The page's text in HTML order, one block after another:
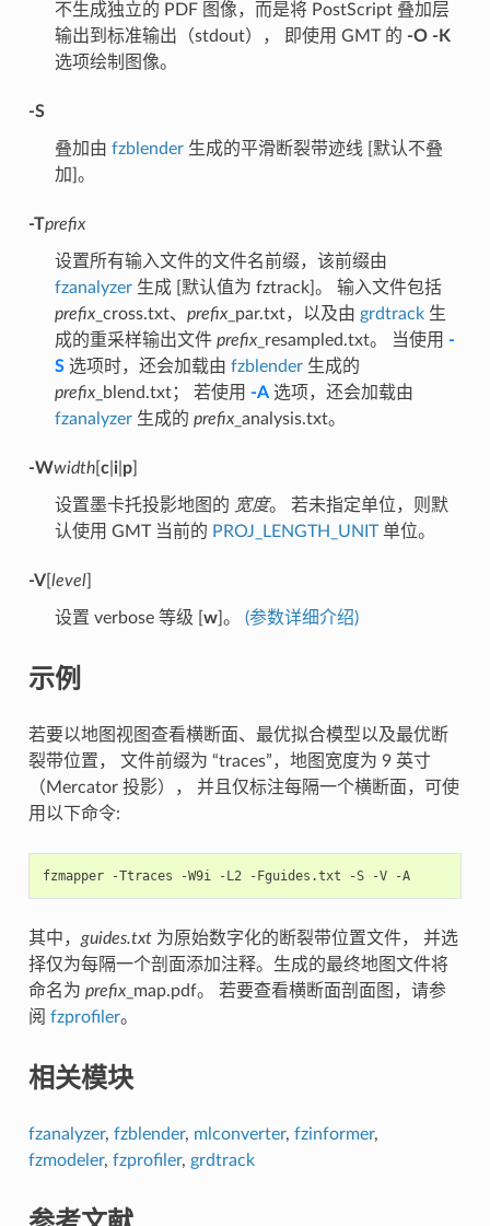
不生成独立的 PDF 图像，而是将 PostScript 叠加层
输出到标准输出（stdout）， 即使用 GMT 的 -O -K
选项绘制图像。
-S
叠加由 fzblender生成的平滑断裂带迹线 [默认不叠
加]。
-Tprefix
设置所有输入文件的文件名前缀，该前缀由
fzanalyzer生成 [默认值为 fztrack]。 输入文件包括
prefix_cross.txt、 prefix_par.txt，以及由 grdtrack生
成的重采样输出文件 prefix_resampled.txt。 当使用 -
S选项时，还会加载由 fzblender生成的
prefix_blend.txt； 若使用 -A选项，还会加载由
fzanalyzer生成的 prefix_analysis.txt。
-Wwidth[ c| i| p]
设置墨卡托投影地图的 宽度。 若未指定单位，则默
认使用 GMT 当前的 PROJ_LENGTH_UNIT单位。
-V[ level]
设置 verbose 等级 [ w]。 (参数详细介绍)
示例
若要以地图视图查看横断面、最优拟合模型以及最优断
裂带位置， 文件前缀为 “traces”，地图宽度为 9 英寸
（Mercator 投影）， 并且仅标注每隔一个横断面，可使
用以下命令:
fzmapper -Ttraces -W9i -L2 -Fguides.txt -S -V -A
其中， guides.txt为原始数字化的断裂带位置文件， 并选
择仅为每隔一个剖面添加注释。生成的最终地图文件将
命名为 prefix_map.pdf。 若要查看横断面剖面图，请参
阅 fzprofiler。
相关模块
fzanalyzer, fzblender, mlconverter, fzinformer,
fzmodeler, fzprofiler, grdtrack